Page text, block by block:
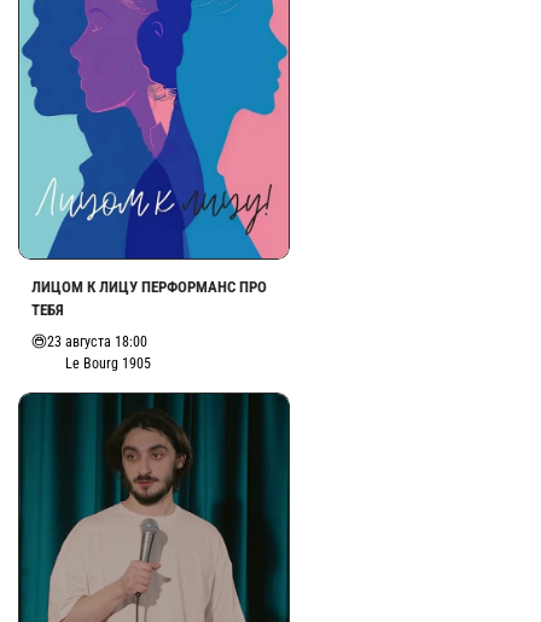
ЛИЦОМ К ЛИЦУ ПЕРФОРМАНС ПРО
ТЕБЯ
23 августа 18:00
Le Bourg 1905